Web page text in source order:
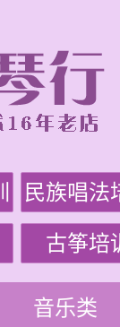
民族唱法
古筝培
音乐类